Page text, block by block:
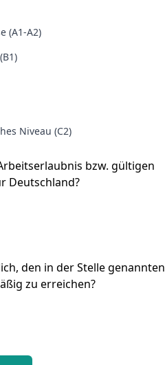
(A1-A2)
Niveau (C2)
bzw. gültigen
Deutschland?
den in der Stelle genannten
zu erreichen?